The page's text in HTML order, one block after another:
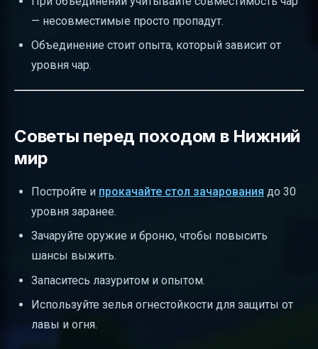
— несовместимые просто пропадут.
Объединение стоит опыта, который зависит от
уровня чар.
Советы перед походом в Нижний
мир
Постройте и прокачайте стол зачарования до 30
уровня заранее.
Зачаруйте оружие и броню, чтобы повысить
шансы выжить.
Запаситесь лазуритом и опытом.
Используйте зелья огнестойкости для защиты от
лавы и огня.